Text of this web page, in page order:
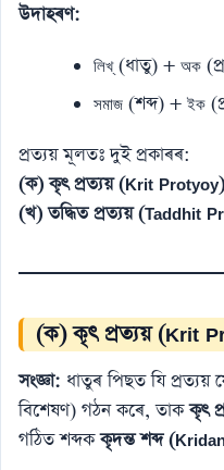
উদাহৰণ:
লিখ্(ধাতু) + অক
সমাজ (শব্দ) +ইক
প্ৰত্যয় মূলতঃ দুই প্ৰকাৰৰ:
(ক) কৃৎ প্ৰত্যয় (Krit Protyoy)
(খ) তদ্ধিত প্ৰত্যয় (Taddhit
(ক) কৃৎ প্ৰত্যয় (Krit
সংজ্ঞা: ধাতুৰ পিছত যি প্ৰত্যয়
বিশেষণ) গঠন কৰে, তাককৃৎ
গঠিত শব্দককৃদন্ত শব্দ